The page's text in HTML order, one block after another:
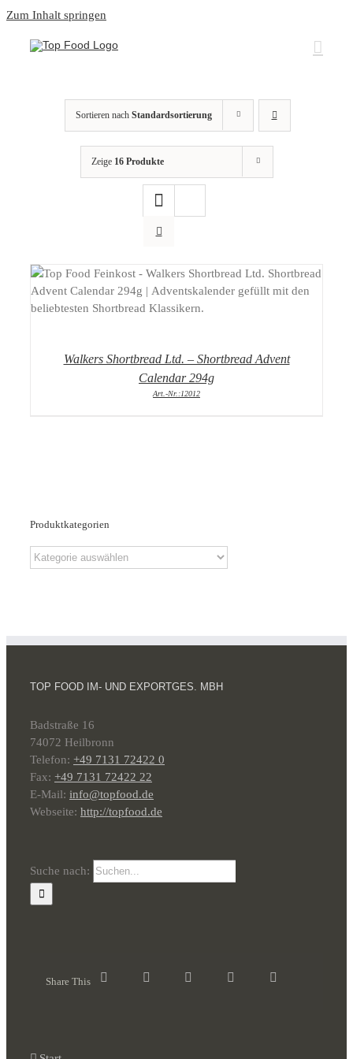
Zum Inhalt springen
Sortieren nach Standardsortierung
Zeige 16 Produkte
DETAILS
Walkers Shortbread Ltd. – Shortbread Advent
Calendar 294g
Art.-Nr.:12012
Produktkategorien
TOP FOOD IM- UND EXPORTGES. MBH
Badstraße 16
74072 Heilbronn
Telefon: +49 7131 72422 0
Fax: +49 7131 72422 22
E-Mail: info@topfood.de
Webseite: http://topfood.de
Suche nach:
Share This